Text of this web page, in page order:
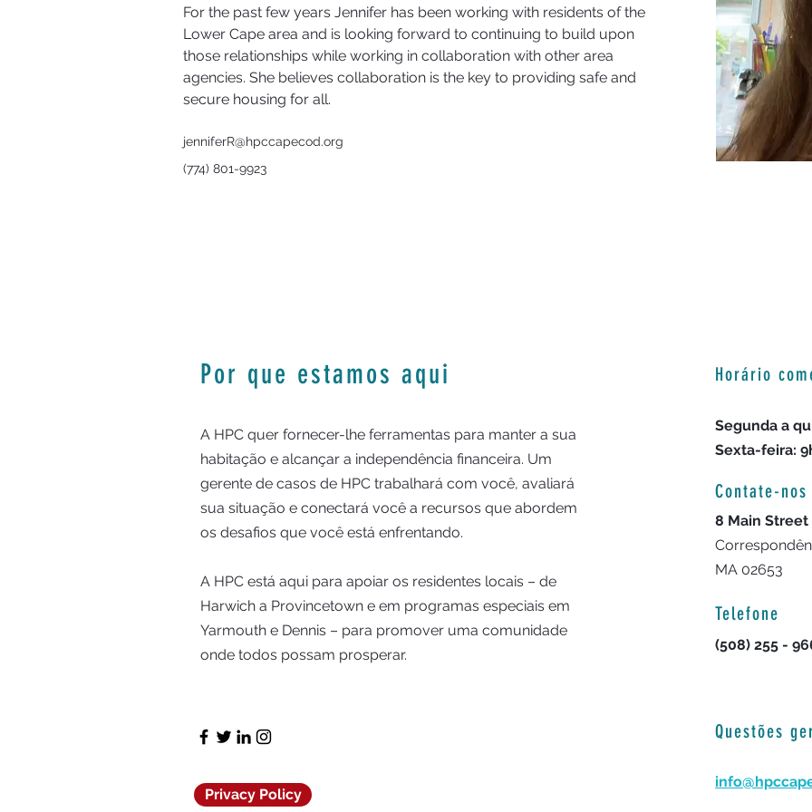
For the past few years Jennifer has been working with residents of the
Lower Cape area and is looking forward to continuing to build upon
those relationships while working in collaboration with other area
agencies. She believes collaboration is the key to providing safe and
secure housing for all.
jenniferR@hpccapecod.org
(774) 801-9923
Por que estamos aqui
A HPC quer fornecer-lhe ferramentas para manter a sua
habitação e alcançar a independência financeira. Um
gerente de casos de HPC trabalhará com você, avaliará
sua situação e conectará você a recursos que abordem
os desafios que você está enfrentando.
A HPC está aqui para apoiar os residentes locais – de
Harwich a Provincetown e em programas especiais em
Yarmouth e Dennis – para promover uma comunidade
onde todos possam prosperar.
Privacy Policy
Horário
Segunda a
Sexta-feira:
Contate-nos
8 Main Street
MA 02653
Telefone
(508) 255 -
Questões